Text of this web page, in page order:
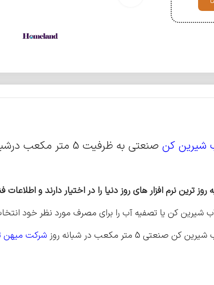
شیرین کن صنعتی به ظرفیت 5 متر مکعب درشبانه روز
ترین نرم افزار های روز دنیا را در اختیار دارند و
کن یا تصفیه آب را برای مصرف مورد نظر خود
5 متر مکعب در شبانه روز
شرکت میهن